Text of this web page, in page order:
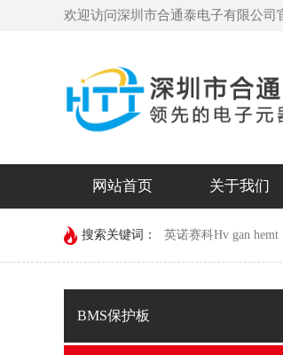
欢迎访问深圳市合通泰电子有限公司
网站首页 关于我们
搜索关键词： 英诺赛科Hv gan hemt
devechip
BMS保护板